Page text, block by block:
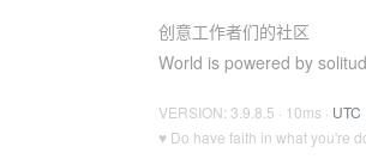
创意工作者们的社区
World is powered by
VERSION: 3.9.8.5 · 10ms · UTC
♥ Do have faith in what you're